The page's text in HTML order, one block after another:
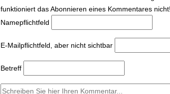
funktioniert das Abonnieren eines Kommentares nicht!
Namepflichtfeld
E-Mailpflichtfeld, aber nicht sichtbar
Betreff